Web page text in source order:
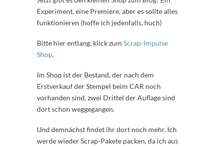
Experiment, eine Premiere, aber es sollte alles
funktionieren (hoffe ich jedenfalls, huch)
Bitte hier entlang, klick zum Scrap-Impulse
Shop.
Im Shop ist der Bestand, der nach dem
Erstverkauf der Stempel beim CAR noch
vorhanden sind, zwei Drittel der Auflage sind
dort schon weggegangen.
Und demnächst findet ihr dort noch mehr. Ich
werde wieder Scrap-Pakete packen, da ich aus